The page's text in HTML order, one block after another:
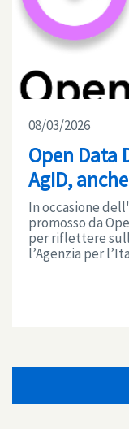
08/03/2026
Open Data
AgID,
In occasione
promosso da
per riflettere
l’Agenzia per